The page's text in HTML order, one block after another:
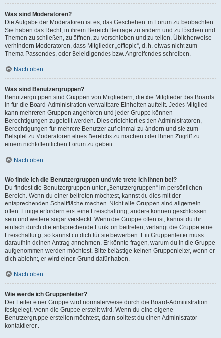
Was sind Moderatoren?
Die Aufgabe der Moderatoren ist es, das Geschehen im Forum zu beobachten.
Sie haben das Recht, in ihrem Bereich Beiträge zu ändern und zu löschen und
Themen zu schließen, zu öffnen, zu verschieben und zu teilen. Üblicherweise
verhindern Moderatoren, dass Mitglieder „offtopic“, d. h. etwas nicht zum
Thema Passendes, oder Beleidigendes bzw. Angreifendes schreiben.
Nach oben
Was sind Benutzergruppen?
Benutzergruppen sind Gruppen von Mitgliedern, die die Mitglieder des Boards
in für die Board-Administration verwaltbare Einheiten aufteilt. Jedes Mitglied
kann mehreren Gruppen angehören und jeder Gruppe können
Berechtigungen zugeteilt werden. Dies erleichtert es den Administratoren,
Berechtigungen für mehrere Benutzer auf einmal zu ändern und sie zum
Beispiel zu Moderatoren eines Bereichs zu machen oder ihnen Zugriff zu
einem nichtöffentlichen Forum zu geben.
Nach oben
Wo finde ich die Benutzergruppen und wie trete ich ihnen bei?
Du findest die Benutzergruppen unter „Benutzergruppen“ im persönlichen
Bereich. Wenn du einer beitreten möchtest, kannst du dies mit der
entsprechenden Schaltfläche machen. Nicht alle Gruppen sind allgemein
offen. Einige erfordern erst eine Freischaltung, andere können geschlossen
sein und weitere sogar versteckt. Wenn die Gruppe offen ist, kannst du ihr
einfach durch die entsprechende Funktion beitreten; verlangt die Gruppe eine
Freischaltung, so kannst du dich für sie bewerben. Ein Gruppenleiter muss
daraufhin deinen Antrag annehmen. Er könnte fragen, warum du in die Gruppe
aufgenommen werden möchtest. Bitte belästige keinen Gruppenleiter, wenn er
dich ablehnt, er wird einen Grund dafür haben.
Nach oben
Wie werde ich Gruppenleiter?
Der Leiter einer Gruppe wird normalerweise durch die Board-Administration
festgelegt, wenn die Gruppe erstellt wird. Wenn du eine eigene
Benutzergruppe erstellen möchtest, dann solltest du einen Administrator
kontaktieren.